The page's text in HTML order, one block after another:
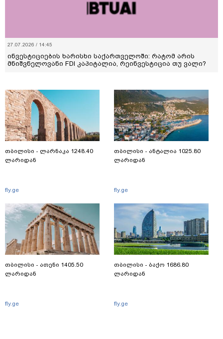
27.07.2026 / 14:45
ინვესტიციების ხარისხი საქართველოში: რატომ არის
მნიშვნელოვანი FDI კაპიტალია, რეინვესტიცია თუ ვალი?
თბილისი - ლარნაკა 1248.40
ლარიდან
fly.ge
თბილისი - ათენი 1405.50
ლარიდან
fly.ge
თბილისი - ანტალია 1025.80
ლარიდან
fly.ge
თბილისი - ბაქო 1686.80
ლარიდან
fly.ge